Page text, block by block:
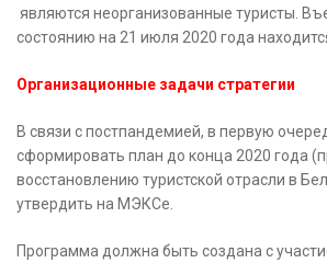
являются неорганизованные туристы.
состоянию на 21 июля 2020 года
Организационные задачи стратегии
В связи с постпандемией, в первую
сформировать план до конца 2020 года
восстановлению туристской отрасли в
утвердить на МЭКСе.
Программа должна быть создана с